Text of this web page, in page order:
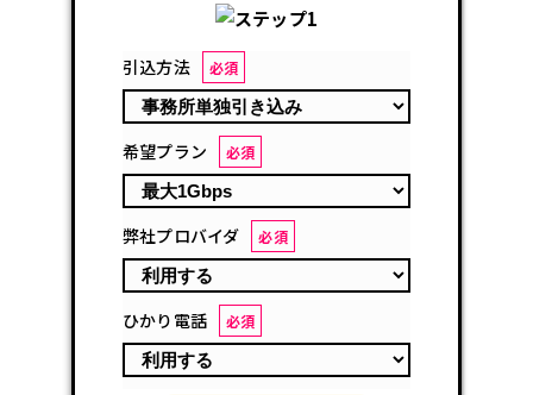
引込方法 必須
希望プラン 必須
弊社プロバイダ 必須
ひかり電話 必須